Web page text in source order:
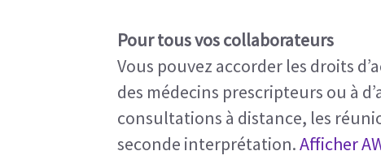
Pour tous vos collaborateurs
Vous pouvez accorder les droits
des médecins prescripteurs ou à
consultations à distance, les
seconde interprétation.Afficher